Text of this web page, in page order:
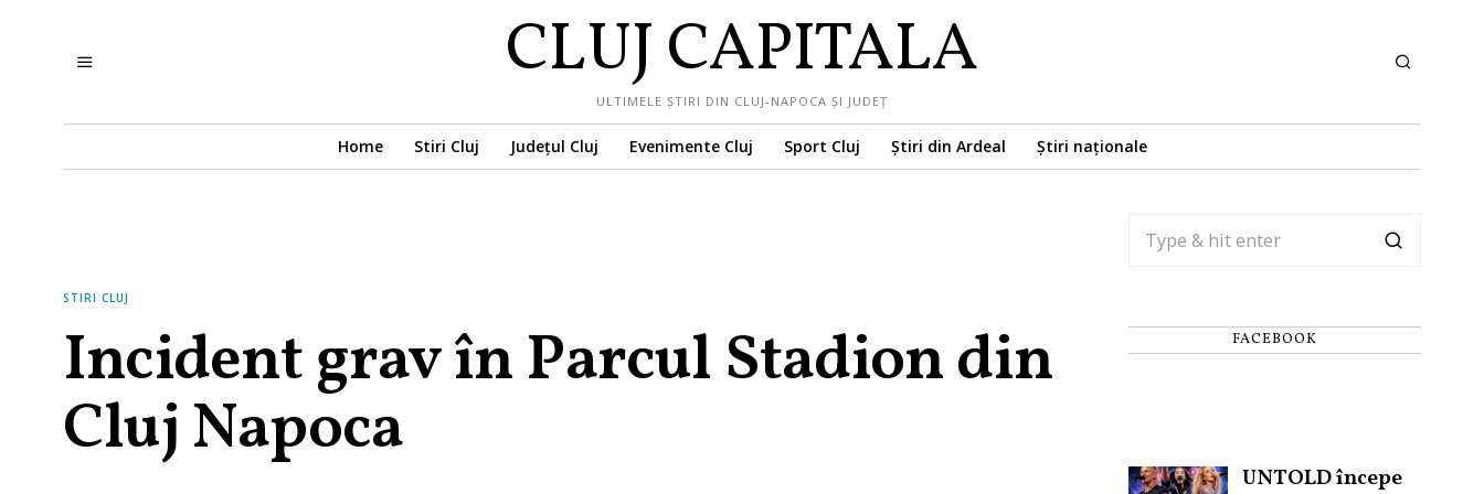
CLUJ CAPITALA
ULTIMELE ȘTIRI DIN CLUJ-NAPOCA ȘI JUDEȚ
Home Stiri Cluj Județul Cluj Evenimente Cluj Sport Cluj Știri din Ardeal Știri naționale
STIRI CLUJ
Incident grav în Parcul Stadion din
Cluj Napoca
FACEBOOK
UNTOLD începe